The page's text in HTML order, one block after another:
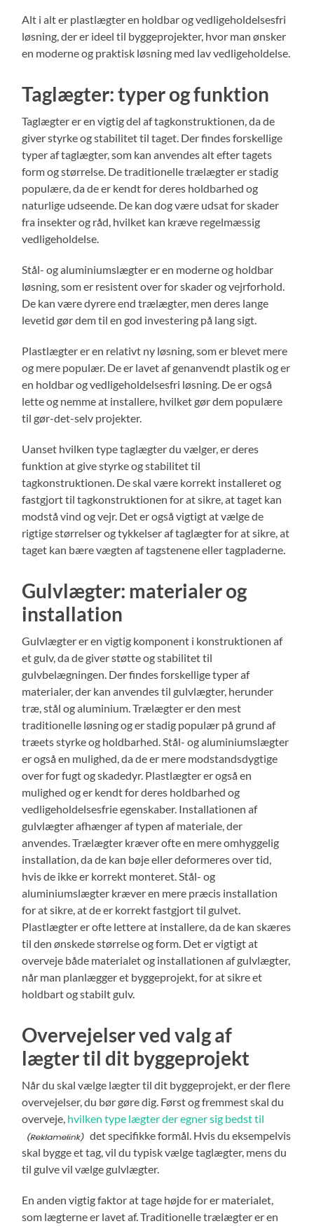
Alt i alt er plastlægter en holdbar og vedligeholdelsesfri
løsning, der er ideel til byggeprojekter, hvor man ønsker
en moderne og praktisk løsning med lav vedligeholdelse.
Taglægter: typer og funktion
Taglægter er en vigtig del af tagkonstruktionen, da de
giver styrke og stabilitet til taget. Der findes forskellige
typer af taglægter, som kan anvendes alt efter tagets
form og størrelse. De traditionelle trælægter er stadig
populære, da de er kendt for deres holdbarhed og
naturlige udseende. De kan dog være udsat for skader
fra insekter og råd, hvilket kan kræve regelmæssig
vedligeholdelse.
Stål- og aluminiumslægter er en moderne og holdbar
løsning, som er resistent over for skader og vejrforhold.
De kan være dyrere end trælægter, men deres lange
levetid gør dem til en god investering på lang sigt.
Plastlægter er en relativt ny løsning, som er blevet mere
og mere populær. De er lavet af genanvendt plastik og er
en holdbar og vedligeholdelsesfri løsning. De er også
lette og nemme at installere, hvilket gør dem populære
til gør-det-selv projekter.
Uanset hvilken type taglægter du vælger, er deres
funktion at give styrke og stabilitet til
tagkonstruktionen. De skal være korrekt installeret og
fastgjort til tagkonstruktionen for at sikre, at taget kan
modstå vind og vejr. Det er også vigtigt at vælge de
rigtige størrelser og tykkelser af taglægter for at sikre, at
taget kan bære vægten af tagstenene eller tagpladerne.
Gulvlægter: materialer og
installation
Gulvlægter er en vigtig komponent i konstruktionen af
et gulv, da de giver støtte og stabilitet til
gulvbelægningen. Der findes forskellige typer af
materialer, der kan anvendes til gulvlægter, herunder
træ, stål og aluminium. Trælægter er den mest
traditionelle løsning og er stadig populær på grund af
træets styrke og holdbarhed. Stål- og aluminiumslægter
er også en mulighed, da de er mere modstandsdygtige
over for fugt og skadedyr. Plastlægter er også en
mulighed og er kendt for deres holdbarhed og
vedligeholdelsesfrie egenskaber. Installationen af
gulvlægter afhænger af typen af materiale, der
anvendes. Trælægter kræver ofte en mere omhyggelig
installation, da de kan bøje eller deformeres over tid,
hvis de ikke er korrekt monteret. Stål- og
aluminiumslægter kræver en mere præcis installation
for at sikre, at de er korrekt fastgjort til gulvet.
Plastlægter er ofte lettere at installere, da de kan skæres
til den ønskede størrelse og form. Det er vigtigt at
overveje både materialet og installationen af gulvlægter,
når man planlægger et byggeprojekt, for at sikre et
holdbart og stabilt gulv.
Overvejelser ved valg af
lægter til dit byggeprojekt
Når du skal vælge lægter til dit byggeprojekt, er der flere
overvejelser, du bør gøre dig. Først og fremmest skal du
overveje, hvilken type lægter der egner sig bedst til
det specifikke formål. Hvis du eksempelvis
skal bygge et tag, vil du typisk vælge taglægter, mens du
til gulve vil vælge gulvlægter.
En anden vigtig faktor at tage højde for er materialet,
som lægterne er lavet af. Traditionelle trælægter er en